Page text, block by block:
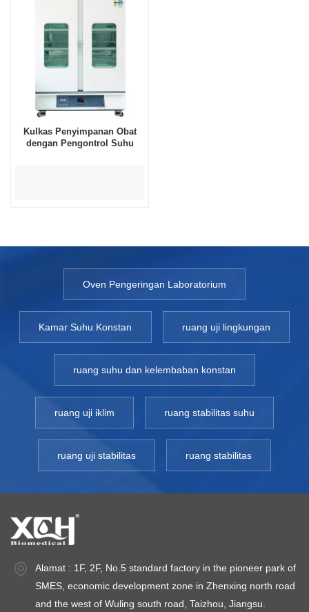
Kulkas Penyimpanan Obat
dengan Pengontrol Suhu
Oven Pengeringan Laboratorium
Kamar Suhu Konstan ruang uji lingkungan
ruang suhu dan kelembaban konstan
ruang uji iklim ruang stabilitas suhu
ruang uji stabilitas ruang stabilitas
Alamat : 1F, 2F, No.5 standard factory in the pioneer park of
SMES, economic development zone in Zhenxing north road
and the west of Wuling south road, Taizhou, Jiangsu.